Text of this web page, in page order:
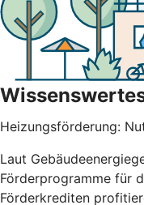
Heizungsförderung:
Laut
Förderprogramme für
Förderkrediten